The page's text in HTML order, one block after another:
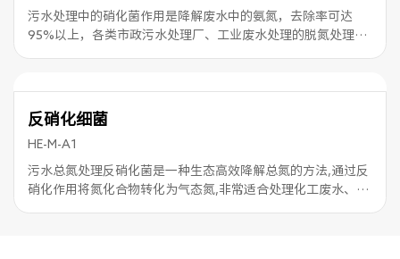
污水处理中的硝化菌作用是降解废水中的氨氮，去除率可达
95%以上，各类市政污水处理厂、工业废水处理的脱氮处理，
反硝化细菌
HE-M-A1
污水总氮处理反硝化菌是一种生态高效降解总氮的方法,通过反
硝化作用将氮化合物转化为气态氮,非常适合处理化工废水、农